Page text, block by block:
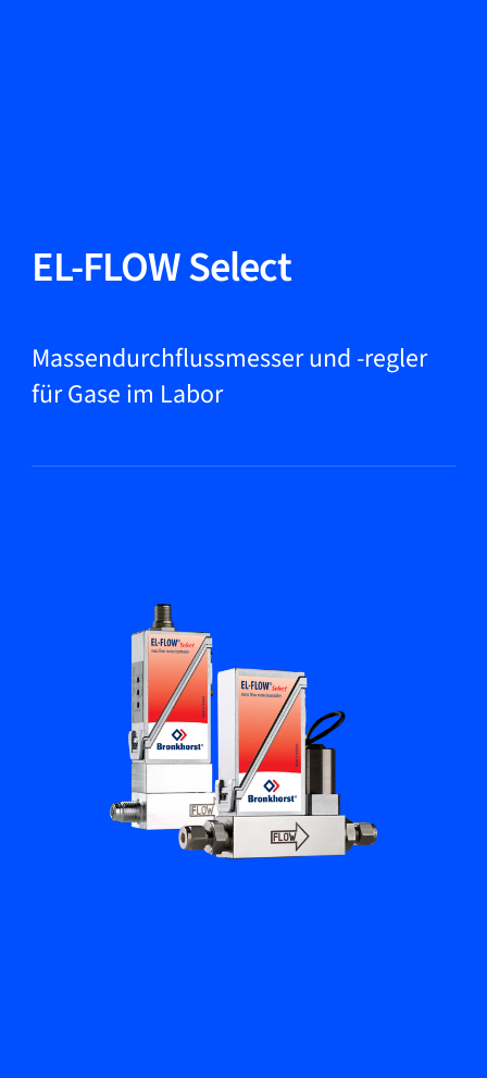
Produkte
Märkte
Bronkhorst
Kontakt aufnehmen
EL-FLOW Select
Massendurchflussmesser und -regler
für Gase im Labor